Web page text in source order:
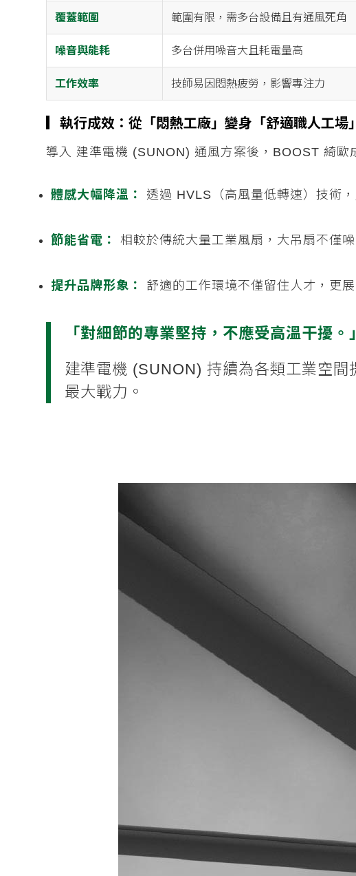
覆蓋範圍 範圍有限，需多台設備且有通風死角
噪音與能耗 多台併用噪音大且耗電量高
工作效率 技師易因悶熱疲勞，影響專注力
▎執行成效：從「悶熱工廠」變身「舒適職人工場」
導入 建準電機 (SUNON) 通風方案後，BOOST 綺歐
體感大幅降溫： 透過 HVLS（高風量低轉速）技術
節能省電： 相較於傳統大量工業風扇，大吊扇不僅
提升品牌形象： 舒適的工作環境不僅留住人才，更
「對細節的專業堅持，不應受高溫干擾。」
建準電機 (SUNON) 持續為各類工業空
最大戰力。